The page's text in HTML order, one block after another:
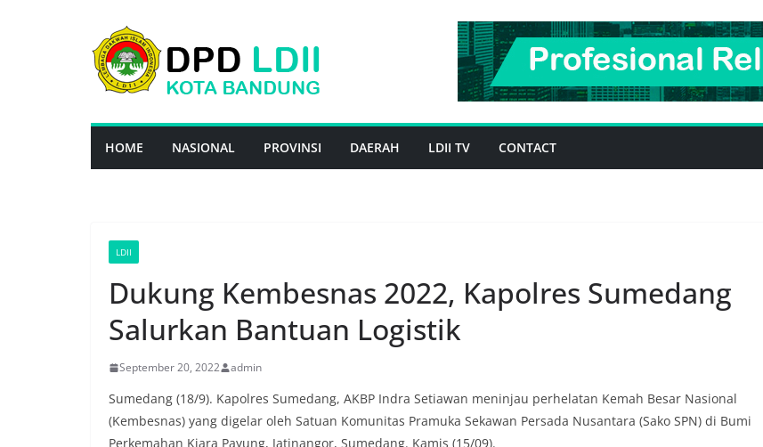
HOME NASIONAL PROVINSI DAERAH LDII TV CONTACT
LDII
Dukung Kembesnas 2022, Kapolres Sumedang
Salurkan Bantuan Logistik
September 20, 2022 admin
Sumedang (18/9). Kapolres Sumedang, AKBP Indra Setiawan meninjau perhelatan Kemah Besar Nasional
(Kembesnas) yang digelar oleh Satuan Komunitas Pramuka Sekawan Persada Nusantara (Sako SPN) di Bumi
Perkemahan Kiara Payung, Jatinangor, Sumedang. Kamis (15/09).